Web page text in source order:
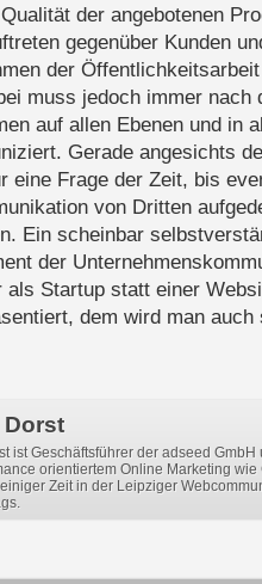
der angebotenen
gegenüber Kunden
der
muss jedoch immer nach
auf allen Ebenen und in
Gerade angesichts
eine Frage der Zeit, bis
von Dritten
Ein scheinbar
der
als Startup statt einer
dem wird man
Dorst
ist Geschäftsführer der adseed
orientiertem Online Marketing
Zeit in der Leipziger